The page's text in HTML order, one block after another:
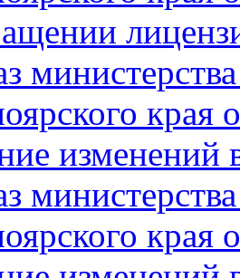
изменений